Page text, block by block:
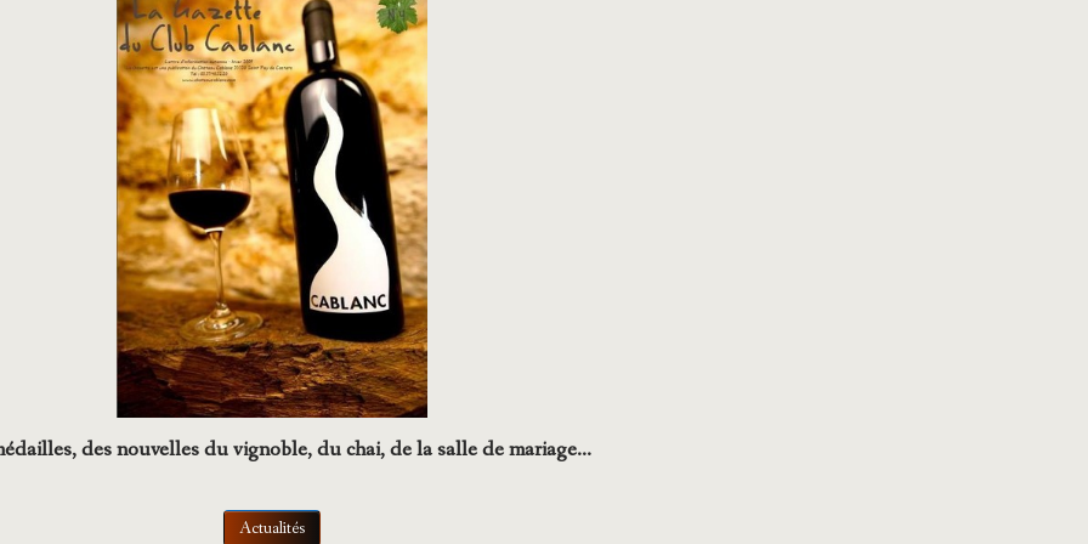
des nouvelles du vignoble, du chai, de la salle de mariage...
Actualités